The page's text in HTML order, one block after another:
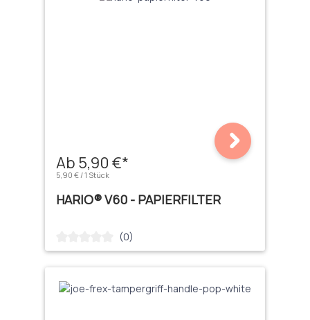
Ab 5,90 €*
5,90 € / 1 Stück
HARIO® V60 - PAPIERFILTER
Durchschnittliche Bewertung von 0 von 5 Sternen
(0)